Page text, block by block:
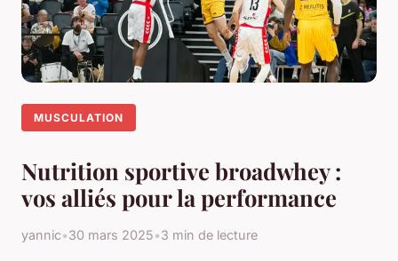
MUSCULATION
Nutrition sportive broadwhey :
vos alliés pour la performance
yannic•30 mars 2025•3 min de lecture